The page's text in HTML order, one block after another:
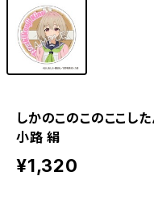
しかのこのこのここ
小路 絹
¥1,320